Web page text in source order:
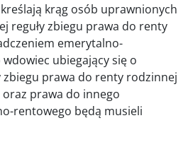
krąg osób uprawnionych
reguły zbiegu prawa do renty
emerytalno-
ubiegający się o
zbiegu prawa do renty rodzinnej
oraz prawa do innego
rentowego będą musieli